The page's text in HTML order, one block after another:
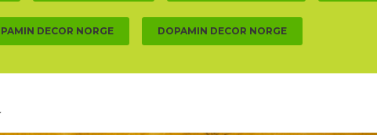
DECOR NORGE DOPAMIN DECOR NORGE